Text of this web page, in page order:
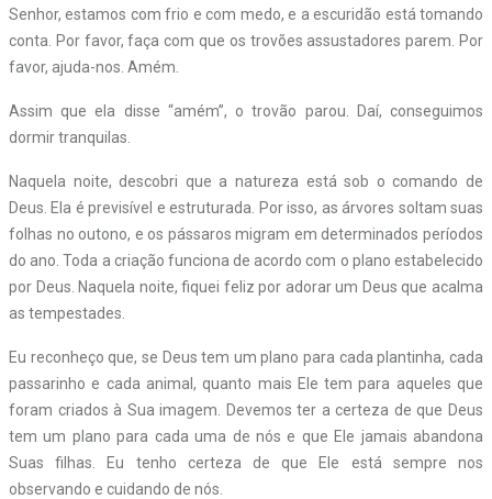
Senhor, estamos com frio e com medo, e a escuridão está tomando
conta. Por favor, faça com que os trovões assustadores parem. Por
favor, ajuda-nos. Amém.
Assim que ela disse “amém”, o trovão parou. Daí, conseguimos
dormir tranquilas.
Naquela noite, descobri que a natureza está sob o comando de
Deus. Ela é previsível e estruturada. Por isso, as árvores soltam suas
folhas no outono, e os pássaros migram em determinados períodos
do ano. Toda a criação funciona de acordo com o plano estabelecido
por Deus. Naquela noite, fiquei feliz por adorar um Deus que acalma
as tempestades.
Eu reconheço que, se Deus tem um plano para cada plantinha, cada
passarinho e cada animal, quanto mais Ele tem para aqueles que
foram criados à Sua imagem. Devemos ter a certeza de que Deus
tem um plano para cada uma de nós e que Ele jamais abandona
Suas filhas. Eu tenho certeza de que Ele está sempre nos
observando e cuidando de nós.